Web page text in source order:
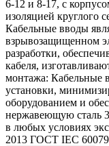
6-12 и 8-17, с
изоляцией круглого
Кабельные вводы
взрывозащищенном
разработки,
кабеля,
монтажа: Кабельные
установки,
оборудованием и
нержавеющую сталь
в любых условиях
2013 ГОСТ IEC